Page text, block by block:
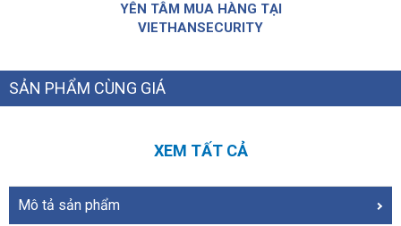
YÊN TÂM MUA HÀNG TẠI
VIETHANSECURITY
SẢN PHẨM CÙNG GIÁ
XEM TẤT CẢ
Mô tả sản phẩm